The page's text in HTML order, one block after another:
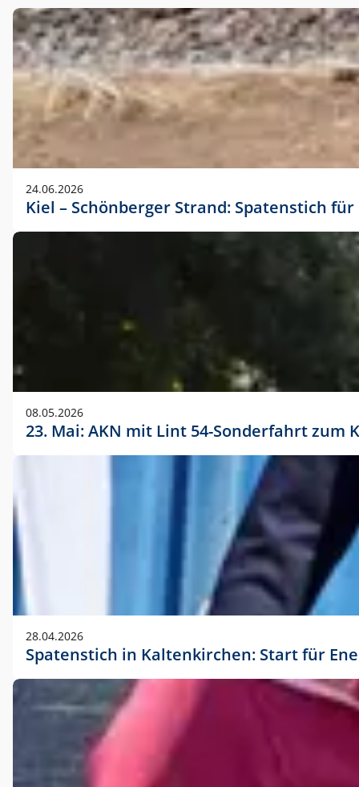
24.06.2026
Kiel – Schönberger Strand: Spatenstich
08.05.2026
23. Mai: AKN mit Lint 54-Sonderfahrt
28.04.2026
Spatenstich in Kaltenkirchen: Start für